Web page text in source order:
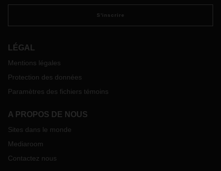
S'inscrire
LÉGAL
Mentions légales
Protection des données
Paramètres des fichiers témoins
A PROPOS DE NOUS
Sites dans le monde
Mediaroom
Contactez nous